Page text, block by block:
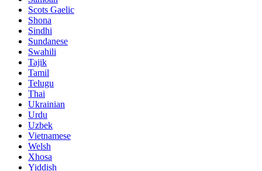
Scots Gaelic
Shona
Sindhi
Sundanese
Swahili
Tajik
Tamil
Telugu
Thai
Ukrainian
Urdu
Uzbek
Vietnamese
Welsh
Xhosa
Yiddish